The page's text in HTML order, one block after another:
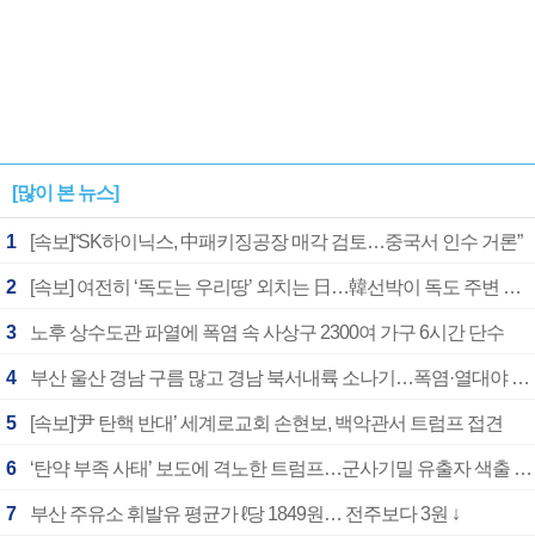
[많이 본 뉴스]
1 [속보]“SK하이닉스, 中패키징공장 매각 검토…중국서 인수 거론”
2 [속보] 여전히 ‘독도는 우리땅’ 외치는 日…韓선박이 독도 주변 해양조사 활동하자 반발
3 노후 상수도관 파열에 폭염 속 사상구 2300여 가구 6시간 단수
4 부산 울산 경남 구름 많고 경남 북서내륙 소나기…폭염·열대야 계속
5 [속보]‘尹 탄핵 반대’ 세계로교회 손현보, 백악관서 트럼프 접견
6 ‘탄약 부족 사태’ 보도에 격노한 트럼프…군사기밀 유출자 색출 지시
7 부산 주유소 휘발유 평균가 ℓ당 1849원… 전주보다 3원 ↓